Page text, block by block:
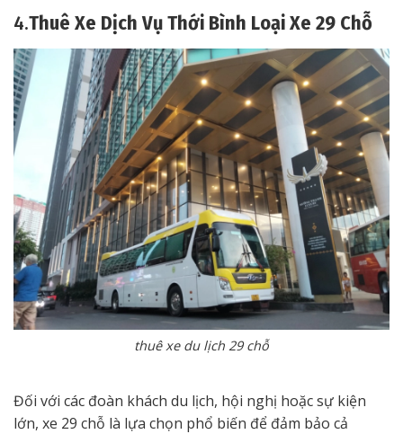
4.Thuê Xe Dịch Vụ Thới Bình Loại Xe 29 Chỗ
thuê xe du lịch 29 chỗ
Đối với các đoàn khách du lịch, hội nghị hoặc sự kiện
lớn, xe 29 chỗ là lựa chọn phổ biến để đảm bảo cả